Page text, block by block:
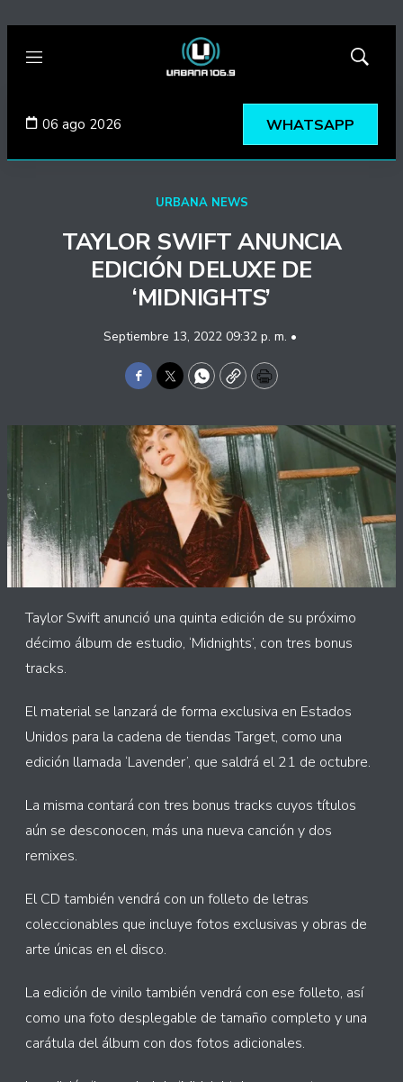
Menú
Mostrar
06 ago 2026 WHATSAPP
URBANA NEWS
TAYLOR SWIFT ANUNCIA
EDICIÓN DELUXE DE
‘MIDNIGHTS’
Septiembre 13, 2022 09:32 p. m. •
Facebook
TwitterWhatsApp
CopyPrint
Taylor Swift anunció una quinta edición de su próximo
décimo álbum de estudio, ‘Midnights’, con tres bonus
tracks.
El material se lanzará de forma exclusiva en Estados
Unidos para la cadena de tiendas Target, como una
edición llamada ‘Lavender’, que saldrá el 21 de octubre.
La misma contará con tres bonus tracks cuyos títulos
aún se desconocen, más una nueva canción y dos
remixes.
El CD también vendrá con un folleto de letras
coleccionables que incluye fotos exclusivas y obras de
arte únicas en el disco.
La edición de vinilo también vendrá con ese folleto, así
como una foto desplegable de tamaño completo y una
carátula del álbum con dos fotos adicionales.